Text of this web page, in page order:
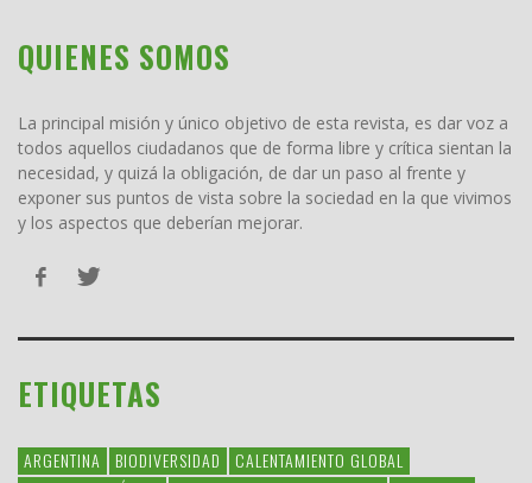
QUIENES SOMOS
La principal misión y único objetivo de esta revista, es dar voz a
todos aquellos ciudadanos que de forma libre y crítica sientan la
necesidad, y quizá la obligación, de dar un paso al frente y
exponer sus puntos de vista sobre la sociedad en la que vivimos
y los aspectos que deberían mejorar.
ETIQUETAS
ARGENTINA BIODIVERSIDAD
CALENTAMIENTO GLOBAL